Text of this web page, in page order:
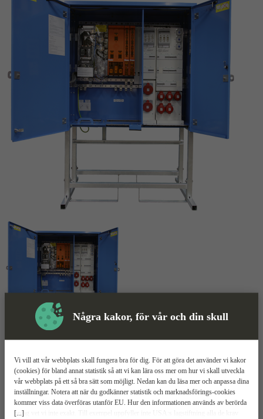
Några kakor, för vår och din skull
[...]
Vi vill att vår webbplats skall fungera bra för dig. För att göra det använder vi kakor
(cookies) för bland annat statistik så att vi kan lära oss mer om hur vi skall utveckla
vår webbplats på ett så bra sätt som möjligt. Nedan kan du läsa mer och anpassa dina
inställningar. Notera att när du godkänner statistik och marknadsförings-cookies
kommer viss data överföras utanför EU. Hur den informationen används av berörda
bolag vet vi inte exakt. Till exempel uppfyller inte USA:s lagstiftning alla de krav
El-Björn ZFSF 250
BCS/21/3322